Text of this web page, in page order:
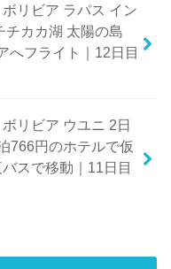
ボリビア ラパス イン
チカカ湖 太陽の島
へフライト｜12日目
ボリビア ウユニ 2日
766円のホテルで仮
スで移動｜11日目